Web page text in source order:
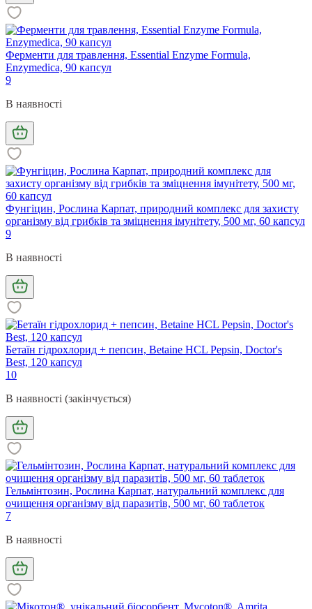
Ферменти для травлення, Essential Enzyme Formula,
Enzymedica, 90 капсул
9
В наявності
Фунгіцин, Рослина Карпат, природний комплекс для захисту
організму від грибків та зміцнення імунітету, 500 мг, 60 капсул
9
В наявності
Бетаїн гідрохлорид + пепсин, Betaine HCL Pepsin, Doctor's
Best, 120 капсул
10
В наявності (закінчується)
Гельмінтозин, Рослина Карпат, натуральний комплекс для
очищення організму від паразитів, 500 мг, 60 таблеток
7
В наявності